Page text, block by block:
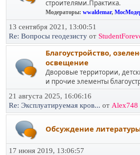
строителями.Практика.
Модераторы: wwaldemar,
13 сентября 2021, 13:00:51
Re: Вопросы геодезисту от
Благоустройство,
освещение
Дворовые территории,
и прочие элементы
21 августа 2025, 16:06:16
Re: Эксплуатируемая кров... от Alex748
Обсуждение
17 июня 2019, 13:06:57